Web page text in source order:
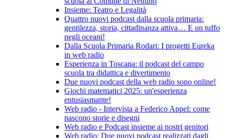
Insieme: Teatro e Legalità
Quattro nuovi podcast dalla scuola primaria:
gentilezza, storia, cittadinanza attiva… E un tuffo
negli oceani!
Dalla Scuola Primaria Rodari: I progetti Eureka
in web radio
Esperienza in Toscana: il podcast del campo
scuola tra didattica e divertimento
Due nuovi podcast della web radio sono online!
Giochi matematici 2025: un'esperienza
entusiasmante!
Web radio - Intervista a Federico Appel: come
nascono storie e disegni
Web radio e Podcast insieme ai nostri genitori
Web radio: Due nuovi podcast realizzati dagli